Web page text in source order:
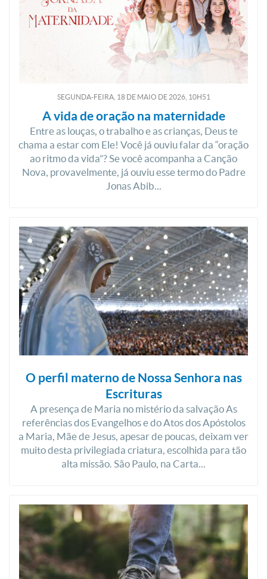
SEGUNDA-FEIRA, 18DEMAIO DE2026, 10H51
A vida de oração na maternidade
Entre as louças, o trabalho e as crianças, Deus te
chama a estar com Ele! Você já ouviu falar da “oração
ao ritmo da vida”? Se você acompanha a Canção
Nova, provavelmente, já ouviu esse termo do Padre
Jonas Abib...
O perfil materno de Nossa Senhora nas
Escrituras
A presença de Maria no mistério da salvação As
referências dos Evangelhos e do Atos dos Apóstolos
a Maria, Mãe de Jesus, apesar de poucas, deixam ver
muito desta privilegiada criatura, escolhida para tão
alta missão. São Paulo, na Carta...